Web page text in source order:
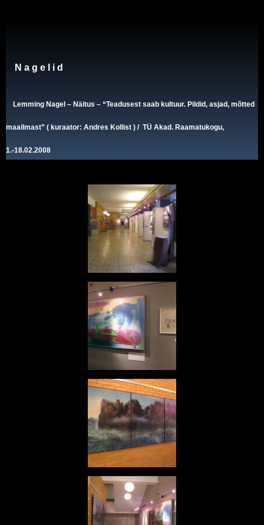
N a g e l i d
Lemming Nagel – Näitus – “Teadusest saab kultuur. Pildid, asjad, mõtted
maailmast” ( kuraator: Andres Kollist ) / TÜ Akad. Raamatukogu,
1.-18.02.2008